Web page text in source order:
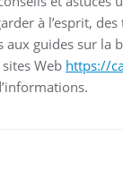
à l’esprit,
aux guides sur la
Web https://